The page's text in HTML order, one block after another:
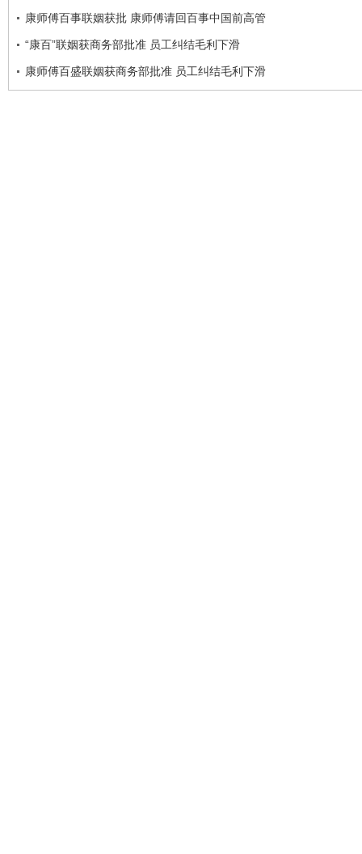
康师傅百事联姻获批 康师傅请回百事中国前高管
“康百”联姻获商务部批准 员工纠结毛利下滑
康师傅百盛联姻获商务部批准 员工纠结毛利下滑